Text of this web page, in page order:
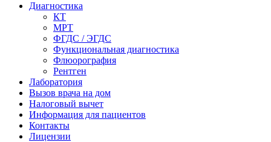
Диагностика
КТ
МРТ
ФГДС / ЭГДС
Функциональная диагностика
Флюорография
Рентген
Лаборатория
Вызов врача на дом
Налоговый вычет
Информация для пациентов
Контакты
Лицензии